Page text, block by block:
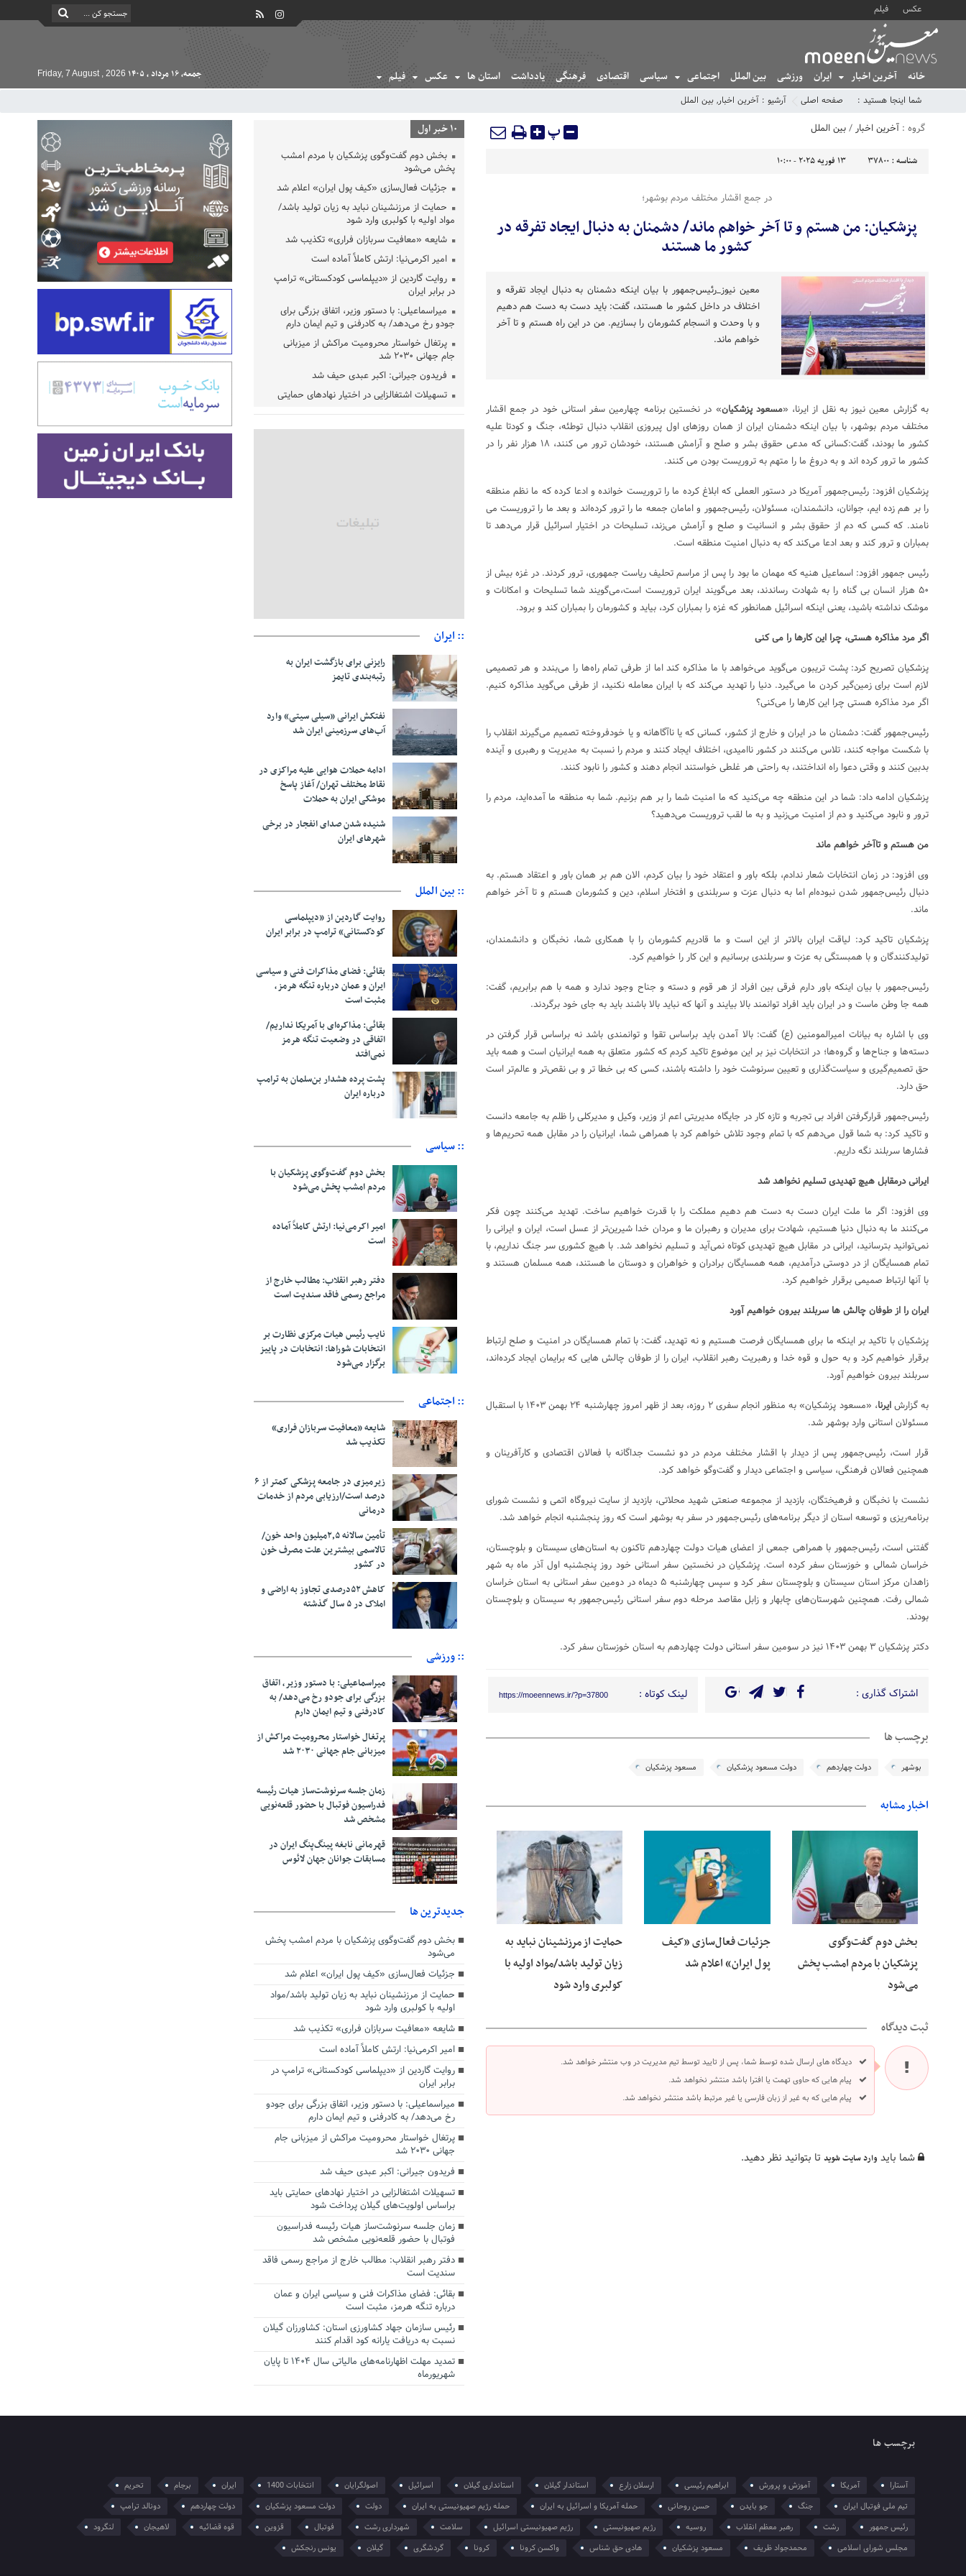
عکس فیلم
خانه آخرین اخبار ایران ورزشی بین الملل اجتماعی سیاسی اقتصادی فرهنگی یادداشت استان ها عکس فیلم جمعه, ۱۶ مرداد , ۱۴۰۵ Friday, 7 August , 2026
شما اینجا هستید : صفحه اصلی آرشیو : آخرین اخبار, بین الملل
گروه : آخرین اخبار/بین الملل پ
شناسه : 37800 13 فوریه 2025 - 10:00
در جمع اقشار مختلف مردم بوشهر؛
پزشکیان: من هستم و تا آخر خواهم ماند/ دشمنان به دنبال ایجاد تفرقه در
کشور ما هستند
معین نیوز_رئیس‌جمهور با بیان اینکه دشمنان به دنبال ایجاد تفرقه و
اختلاف در داخل کشور ما هستند، گفت: باید دست به دست هم دهیم
و با وحدت و انسجام کشورمان را بسازیم. من در این راه هستم و تا آخر
خواهم ماند.
به گزارش معین نیوز به نقل از ایرنا، «مسعود پزشکیان» در نخستین برنامه چهارمین سفر استانی خود در جمع اقشار
مختلف مردم بوشهر، با بیان اینکه دشمنان ایران از همان روزهای اول پیروزی انقلاب دنبال توطئه، جنگ و کودتا علیه
کشور ما بودند، گفت:کسانی که مدعی حقوق بشر و صلح و آرامش هستند، خودشان ترور می کنند، ۱۸ هزار نفر را در
کشور ما ترور کرده اند و به دروغ ما را متهم به تروریست بودن می کنند.
پزشکیان افزود: رئیس‌جمهور آمریکا در دستور العملی که ابلاغ کرده ما را تروریست خوانده و ادعا کرده که ما نظم منطقه
را بر هم زده ایم، جوانان،‌ دانشمندان، مسئولان، رئیس‌جمهور و امامان جمعه‌ ما را ترور کرده‌اند و بعد ما را تروریست می
نامند. که کسی که دم از حقوق بشر و انسانیت و صلح و آرامش می‌زند، تسلیحات در اختیار اسرائیل قرار می‌دهد تا
بمباران و ترور کند و بعد ادعا می‌کند که به دنبال امنیت منطقه است.
رئیس جمهور افزود: اسماعیل هنیه که مهمان ما بود را پس از مراسم تحلیف ریاست جمهوری، ترور کردند. در غزه بیش از
۵۰ هزار انسان بی گناه را به شهادت رساندند، بعد می‌گویند ایران تروریست است،می‌گویند شما تسلیحات و امکانات و
موشک نداشته باشید، یعنی اینکه اسرائیل همانطور که غزه را بمباران کرد، بیاید و کشورمان را بمباران کند و برود.
اگر مرد مذاکره هستی، چرا این کارها را می کنی
پزشکیان تصریح کرد: پشت تریبون می‌گوید می‌خواهد با ما مذاکره کند اما از طرفی تمام راه‌ها را می‌بندد و هر تصمیمی
لازم است برای زمین‌گیر کردن ما می‌گیرد. دنیا را تهدید می‌کند که با ایران معامله نکنید، از طرفی می‌گوید مذاکره کنیم.
اگر مرد مذاکره هستی چرا این کارها را می‌کنی؟
رئیس‌جمهور گفت: دشمنان ما در ایران و خارج از کشور، کسانی که یا ناآگاهانه و یا خودفروخته تصمیم می‌گیرند انقلاب را
با شکست مواجه کنند، تلاس می‌کنند در کشور ناامیدی، اختلاف ایجاد کنند و مردم را نسبت به مدیریت و رهبری و آینده
بدبین کنند و وقتی دعوا راه انداختند، به راحتی هر غلطی خواستند انجام دهند و کشور را نابود کنند.
پزشکیان ادامه داد: شما در این منطقه چه می‌کنید که ما امنیت شما را بر هم بزنیم. شما به منطقه ما آمده‌اید، مردم را
ترور و نابود می‌کنید و دم از امنیت می‌زنید و به ما لقب تروریست می‌دهید؟
من هستم و تاآخر خواهم ماند
وی افزود: در زمان انتخابات شعار ندادم، بلکه باور و اعتقاد خود را بیان کردم، الان هم بر همان باور و اعتقاد هستم. به
دنبال رئیس‌جمهور شدن نبوده‌ام اما به دنبال عزت و سربلندی و افتخار اسلام، دین و کشورمان هستم و تا آخر خواهم
ماند.
پزشکیان تاکید کرد: لیاقت ایران بالاتر از این است و ما قادریم کشورمان را با همکاری شما، نخبگان و دانشمندان،
تولیدکنندگان و با همبستگی به عزت و سربلندی برسانیم و این کار را خواهیم کرد.
رئیس‌جمهور با بیان اینکه باور دارم فرقی بین افراد از هر قوم و دسته و جناح‌ وجود ندارد و همه با هم برابریم، گفت:
همه جا وطن ماست و در ایران باید افراد توانمند بالا بیایند و آنها که نباید بالا باشند باید به جای خود برگردند.
وی با اشاره به بیانات امیرالمومنین (ع) گفت: بالا آمدن باید براساس تقوا و توانمندی باشد نه براساس قرار گرفتن در
دسته‎‌ها و جناح‌ها و گروه‌ها؛ در انتخابات نیز بر این موضوع تاکید کردم که کشور متعلق به همه ایرانیان است و همه باید
حق تصمیم‌گیری و سیاست‌گذاری و تعیین سرنوشت خود را داشته باشند، کسی که بی خطا تر و بی نقص‌تر و عالم‌تر است
حق دارد.
رئیس‌جمهور قرارگرفتن افراد بی تجربه و تازه کار در جایگاه مدیریتی اعم از وزیر، وکیل و مدیرکلی را ظلم به جامعه دانست
و تاکید کرد: به شما قول می‌دهم که با تمام وجود تلاش خواهم کرد با همراهی شما، ایرانیان را در مقابل همه تحریم‌ها و
فشارها سربلند نگه داریم.
ایرانی درمقابل هیچ تهدیدی تسلیم نخواهد شد
وی افزود: اگر ما ملت ایران دست به دست هم دهیم مملکت را با قدرت خواهیم ساخت. تهدید می‌کنند چون فکر
می‌کنند ما به دنبال دنیا هستیم، شهادت برای مدیران و رهبران ما و مردان خدا شیرین‌تر از عسل است، ایران و ایرانی را
نمی‌توانید بترسانید، ایرانی در مقابل هیچ تهدیدی کوتاه نمی‌آید و تسلیم نخواهد شد. با هیچ کشوری سر جنگ نداریم، با
تمام همسایگان از در دوستی درآمدیم، همه همسایگان برادران و خواهران و دوستان ما هستند، همه مسلمان هستند و
با آنها ارتباط صمیمی برقرار خواهیم کرد.
ایران را از طوفان چالش ها سربلند بیرون خواهیم آورد
پزشکیان با تاکید بر اینکه ما برای همسایگان فرصت هستیم و نه تهدید، گفت: با تمام همسایگان در امنیت و صلح ارتباط
برقرار خواهیم کرد و به حول و قوه خدا و رهبریت رهبر انقلاب، ایران را از طوفان چالش هایی که برایمان ایجاد کرده‌اند،
سربلند بیرون خواهیم آورد.
به گزارشایرنا
، «مسعود پزشکیان» به منظور انجام سفری ۲ روزه، بعد از ظهر امروز چهارشنبه ۲۴ بهمن ۱۴۰۳ با استقبال
مسئولان استانی وارد بوشهر شد.
قرار است، رئیس‌جمهور پس از دیدار با اقشار مختلف مردم در دو نشست جداگانه با فعالان اقتصادی و کارآفرینان و
همچنین فعالان فرهنگی، سیاسی و اجتماعی دیدار و گفت‌وگو خواهد کرد.
نشست با نخبگان و فرهیختگان، بازدید از مجموعه صنعتی شهید محلاتی، بازدید از سایت نیروگاه اتمی و نشست شورای
برنامه‌ریزی و توسعه استان از دیگر برنامه‌های رئیس‌جمهور در سفر به بوشهر است که روز پنجشنبه انجام خواهد شد.
گفتنی است، رئیس‌جمهور با همراهی جمعی از اعضای هیات دولت چهاردهم تاکنون به استان‌های سیستان و بلوچستان،
خراسان شمالی و خوزستان سفر کرده‌ است. پزشکیان در نخستین سفر استانی خود روز پنجشنبه اول آذر ماه به شهر
زاهدان مرکز استان سیستان و بلوچستان سفر کرد و سپس چهارشنبه ۵ دیماه در دومین سفر استانی به استان خراسان
شمالی رفت. همچنین شهرستان‌های چابهار و زابل مقاصد مرحله دوم سفر استانی رئیس‌جمهور به سیستان و بلوچستان
بودند.
دکتر پزشکیان ۳ بهمن ۱۴۰۳ نیز در سومین سفر استانی دولت چهاردهم به استان خوزستان سفر کرد.
اشتراک گذاری : لینک کوتاه : https://moeennews.ir/?p=37800
برچسب ها
بوشهر دولت چهاردهم دولت مسعود پزشکیان مسعود پزشکیان
اخبار مشابه
بخش دوم گفت‌وگوی
پزشکیان با مردم امشب پخش
می‌شود
جزئیات فعال‌سازی «کیف
پول ایران» اعلام شد
حمایت از مرزنشینان نباید به
زیان تولید باشد/مواد اولیه با
کولبری وارد شود
ثبت دیدگاه
دیدگاه های ارسال شده توسط شما، پس از تایید توسط تیم مدیریت در وب منتشر خواهد شد.
پیام هایی که حاوی تهمت یا افترا باشد منتشر نخواهد شد.
پیام هایی که به غیر از زبان فارسی یا غیر مرتبط باشد منتشر نخواهد شد.
شما باید وارد سایت شوید تا بتوانید نظر دهید.
10 خبر اول
بخش دوم گفت‌وگوی پزشکیان با مردم امشب
پخش می‌شود
جزئیات فعال‌سازی «کیف پول ایران» اعلام شد
حمایت از مرزنشینان نباید به زیان تولید باشد/
مواد اولیه با کولبری وارد شود
شایعه «معافیت سربازان فراری» تکذیب شد
امیر اکرمی‌نیا: ارتش کاملاً آماده است
روایت گاردین از «دیپلماسی کودکستانی» ترامپ
در برابر ایران
میراسماعیلی: با دستور وزیر، اتفاق بزرگی برای
جودو رخ می‌دهد/ به کادرفنی و تیم ایمان دارم
پرتغال خواستار محرومیت مراکش از میزبانی
جام جهانی ۲۰۳۰ شد
فریدون جیرانی: اکبر عبدی حیف شد
تسهیلات اشتغالزایی در اختیار نهادهای حمایتی
زمان جلسه سرنوشت‌ساز هیات رئیسه
رئیس سازمان جهاد کشاورزی استان: کشاورزان
:: ایران
رایزنی برای بازگشت ایران به
رتبه‌بندی تایمز
نفتکش ایرانی «سیلی سیتی» وارد
آب‌های سرزمینی ایران شد
ادامه حملات هوایی علیه مراکزی در
نقاط مختلف تهران/ آغاز پاسخ
موشکی ایران به حملات
شنیده شدن صدای انفجار در برخی
شهرهای ایران
:: بین الملل
روایت گاردین از «دیپلماسی
کودکستانی» ترامپ در برابر ایران
بقائی: فضای مذاکرات فنی و سیاسی
ایران و عمان درباره تنگه هرمز،
مثبت است
بقائی: مذاکره‌ای با آمریکا نداریم/
اتفاقی در وضعیت تنگه هرمز
نمی‌افتد
پشت پرده هشدار بن‌سلمان به ترامپ
درباره ایران
:: سیاسی
بخش دوم گفت‌وگوی پزشکیان با
مردم امشب پخش می‌شود
امیر اکرمی‌نیا: ارتش کاملاً آماده
است
دفتر رهبر انقلاب: مطالب خارج از
مراجع رسمی فاقد سندیت است
نایب رئیس هیات مرکزی نظارت بر
انتخابات شوراها: انتخابات در پاییز
برگزار می‌شود
:: اجتماعی
شایعه «معافیت سربازان فراری»
تکذیب شد
زیرمیزی در جامعه پزشکی کمتر از ۶
درصد است/ارزیابی مردم از خدمات
درمانی
تأمین سالانه ۲٫۵میلیون واحد خون/
تالاسمی بیشترین علت مصرف‌ خون
در کشور
کاهش ۵۲درصدی تجاوز به اراضی و
املاک در ۵ سال گذشته
:: ورزشی
میراسماعیلی: با دستور وزیر، اتفاق
بزرگی برای جودو رخ می‌دهد/ به
کادرفنی و تیم ایمان دارم
پرتغال خواستار محرومیت مراکش از
میزبانی جام جهانی ۲۰۳۰ شد
زمان جلسه سرنوشت‌ساز هیات رئیسه
فدراسیون فوتبال با حضور قلعه‌نویی
مشخص شد
قهرمانی نابغه پینگ‌پنگ ایران در
مسابقات جوانان جهان لائوس
جديدترين ها
بخش دوم گفت‌وگوی پزشکیان با مردم امشب پخش
می‌شود
جزئیات فعال‌سازی «کیف پول ایران» اعلام شد
حمایت از مرزنشینان نباید به زیان تولید باشد/مواد
اولیه با کولبری وارد شود
شایعه «معافیت سربازان فراری» تکذیب شد
امیر اکرمی‌نیا: ارتش کاملاً آماده است
روایت گاردین از «دیپلماسی کودکستانی» ترامپ در
برابر ایران
میراسماعیلی: با دستور وزیر، اتفاق بزرگی برای جودو
رخ می‌دهد/ به کادرفنی و تیم ایمان دارم
پرتغال خواستار محرومیت مراکش از میزبانی جام
جهانی ۲۰۳۰ شد
فریدون جیرانی: اکبر عبدی حیف شد
تسهیلات اشتغالزایی در اختیار نهادهای حمایتی باید
براساس اولویت‌های گیلان پرداخت شود
زمان جلسه سرنوشت‌ساز هیات رئیسه فدراسیون
فوتبال با حضور قلعه‌نویی مشخص شد
دفتر رهبر انقلاب: مطالب خارج از مراجع رسمی فاقد
سندیت است
بقائی: فضای مذاکرات فنی و سیاسی ایران و عمان
درباره تنگه هرمز، مثبت است
رئیس سازمان جهاد کشاورزی استان: کشاورزان گیلان
نسبت به دریافت یارانه کود اقدام کنند
تمدید مهلت اظهارنامه‌های مالیاتی سال ۱۴۰۴ تا پایان
شهریورماه
برچسب ها
آستارا آمریکا آموزش و پرورش ابراهیم رئیسی ارسلان زارع استاندار گیلان استانداری گیلان اسرائیل اصولگرایان انتخابات 1400 ایران برجام
تحریم
تیم ملی فوتبال ایران
جنگ جو بایدن حسن روحانی حمله آمریکا و اسرائیل به ایران حمله رژیم صهیونیستی به ایران دولت دولت مسعود پزشکیان دولت چهاردهم
دونالد ترامپ
رئیس جمهور
رشت رهبر معظم انقلاب روسیه رژیم صهیونیستی رژیم صهیونیستی اسرائیل سلامت شهرداری رشت فوتبال قزوین قوه قضائیه لاهیجان
لنگرود
مجلس شورای اسلامی
محمدجواد ظریف مسعود پزشکیان هادی حق شناس واکسن کرونا کرونا گردشگری گیلان یونس رنجکش